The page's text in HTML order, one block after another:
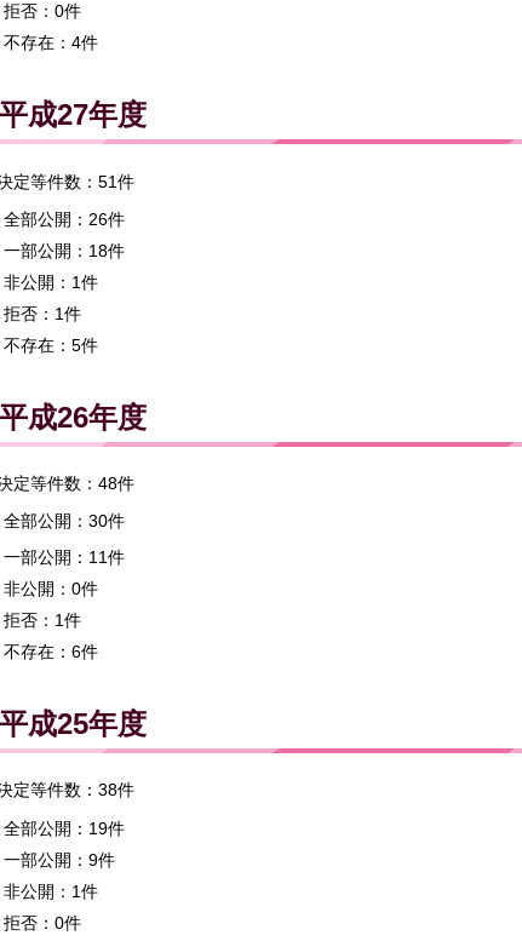
拒否：0件
不存在：4件
平成27年度
定等件数：51件
全部公開：26件
一部公開：18件
非公開：1件
拒否：1件
不存在：5件
平成26年度
定等件数：48件
全部公開：30件
一部公開：11件
非公開：0件
拒否：1件
不存在：6件
平成25年度
定等件数：38件
全部公開：19件
一部公開：9件
非公開：1件
拒否：0件